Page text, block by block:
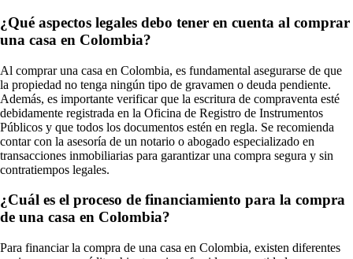
¿Qué aspectos legales debo tener en cuenta al comprar
una casa en Colombia?
Al comprar una casa en Colombia, es fundamental asegurarse de que
la propiedad no tenga ningún tipo de gravamen o deuda pendiente.
Además, es importante verificar que la escritura de compraventa esté
debidamente registrada en la Oficina de Registro de Instrumentos
Públicos y que todos los documentos estén en regla. Se recomienda
contar con la asesoría de un notario o abogado especializado en
transacciones inmobiliarias para garantizar una compra segura y sin
contratiempos legales.
¿Cuál es el proceso de financiamiento para la compra
de una casa en Colombia?
Para financiar la compra de una casa en Colombia, existen diferentes